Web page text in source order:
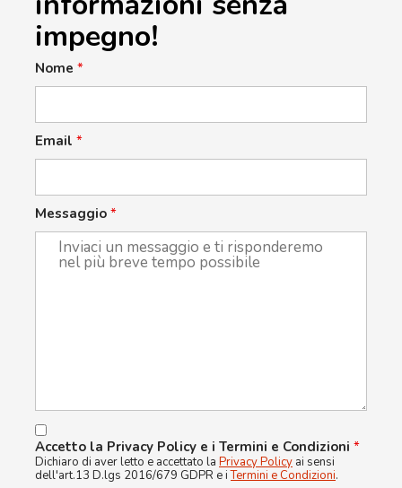
impegno!
Nome *
Email *
Messaggio *
Accetto la Privacy Policy e i Termini e Condizioni *
Dichiaro di aver letto e accettato la Privacy Policy ai sensi
dell'art.13 D.lgs 2016/679 GDPR e iTermini e Condizioni.